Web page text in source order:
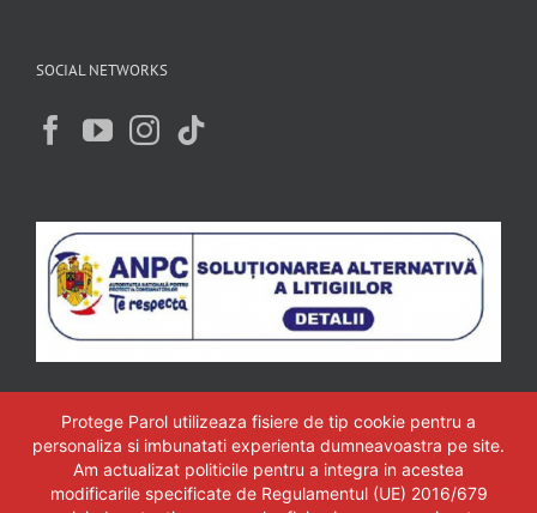
SOCIAL NETWORKS
Protege Parol utilizeaza fisiere de tip cookie pentru a
personaliza si imbunatati experienta dumneavoastra pe site.
Am actualizat politicile pentru a integra in acestea
modificarile specificate de Regulamentul (UE) 2016/679